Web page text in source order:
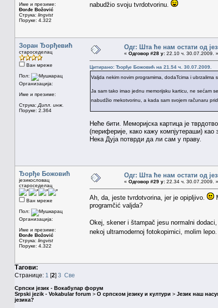
Име и презиме:
Đorđe Božović
Струка: lingvist
Поруке: 4.322
nabudžio svoju tvrdotvorinu.
Зоран Ђорђевић
староседелац
Ван мреже
Пол:
Организација:
Име и презиме:
Струка: Дипл. инж.
Поруке: 2.364
Одг: Шта ће нам остати од
« Одговор #28 у: 22.10 ч. 30.07.2009. »
Цитирано: Ђорђе Божовић на 21.54 ч. 30.07.2009.
Valjda nekim novim programima, dodaTcima i ubrzalima
Ja sam tako imao jednu memorijsku karticu, ne sećam
nabudžio mekotvorinu, a kada sam svojem računaru
Неће бити. Меморијска картица је
(периферије, како кажу компјутераши) као
Нека Дуја потврди да ли сам у праву.
Ђорђе Божовић
језикословац
староседелац
Ван мреже
Пол:
Организација:
Име и презиме:
Đorđe Božović
Струка: lingvist
Поруке: 4.322
Одг: Шта ће нам остати од
« Одговор #29 у: 22.34 ч. 30.07.2009. »
Ah, da, jeste tvrdotvorina, jer je opipljivo.
programčić valjda?
Okej, skener i štampač jesu normalni
nekoj ultramodernoj fotokopirnici, molim
Тагови:
Странице: 1 [2] 3 Све
Српски језик - Вокабулар форум
Srpski jezik - Vokabular forum > О српском језику и култури > Језик наш
језика?